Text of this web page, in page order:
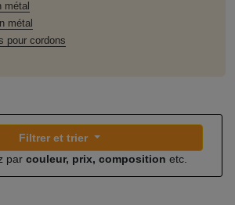
métal
métal
pour cordons
Filtrer et trier
par couleur, prix, composition etc.